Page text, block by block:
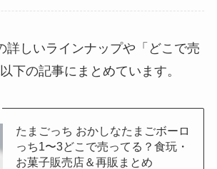
詳しいラインナップや「どこで売
下の記事にまとめています。
たまごっち おかしなたまごボーロ
っち1〜3どこで売ってる？食玩・
お菓子販売店＆再販まとめ